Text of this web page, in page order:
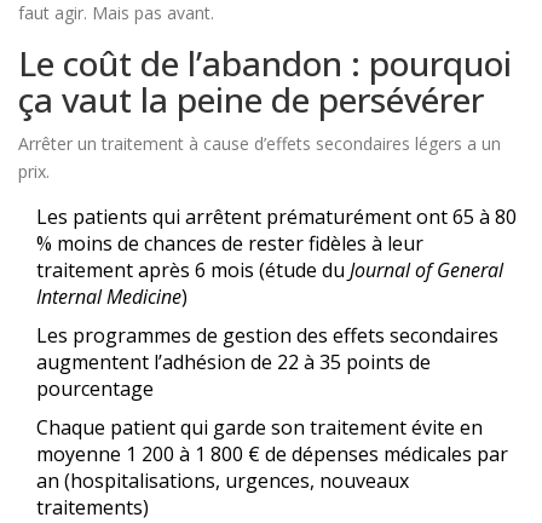
faut agir. Mais pas avant.
Le coût de l’abandon : pourquoi
ça vaut la peine de persévérer
Arrêter un traitement à cause d’effets secondaires légers a un
prix.
Les patients qui arrêtent prématurément ont 65 à 80
% moins de chances de rester fidèles à leur
traitement après 6 mois (étude du Journal of General
Internal Medicine)
Les programmes de gestion des effets secondaires
augmentent l’adhésion de 22 à 35 points de
pourcentage
Chaque patient qui garde son traitement évite en
moyenne 1 200 à 1 800 € de dépenses médicales par
an (hospitalisations, urgences, nouveaux
traitements)